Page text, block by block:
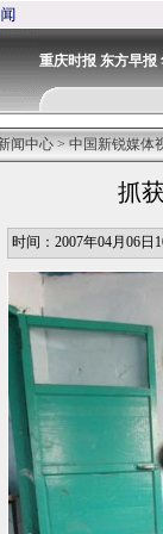
重庆时报 东方早报
闻中心>中国新锐媒体
抓
时间：2007年04月06日